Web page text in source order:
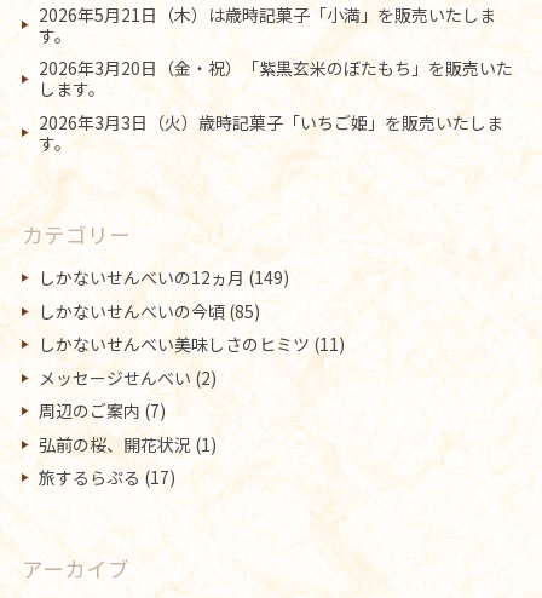
2026年5月21日（木）は歳時記菓子「小満」を販売いたしま
す。
2026年3月20日（金・祝）「紫黒玄米のぼたもち」を販売いた
します。
2026年3月3日（火）歳時記菓子「いちご姫」を販売いたしま
す。
カテゴリー
しかないせんべいの12ヵ月 (149)
しかないせんべいの今頃(85)
しかないせんべい美味しさのヒミツ (11)
メッセージせんべい (2)
周辺のご案内 (7)
弘前の桜、開花状況 (1)
旅するらぷる (17)
アーカイブ